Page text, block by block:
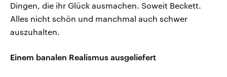
Dingen, die ihr Glück ausmachen. Soweit Beckett.
Alles nicht schön und manchmal auch schwer
auszuhalten.
Einem banalen Realismus ausgeliefert